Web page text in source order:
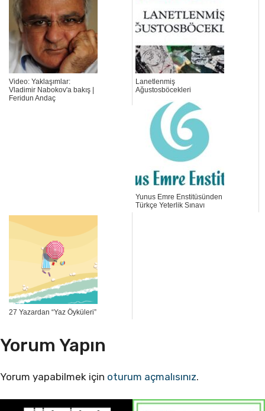
Video: Yaklaşımlar:
Vladimir Nabokov'a bakış |
Feridun Andaç
Lanetlenmiş
Ağustosböcekleri
Yunus Emre Enstitüsünden
Türkçe Yeterlik Sınavı
27 Yazardan “Yaz Öyküleri”
Yorum Yapın
Yorum yapabilmek için oturum açmalısınız.